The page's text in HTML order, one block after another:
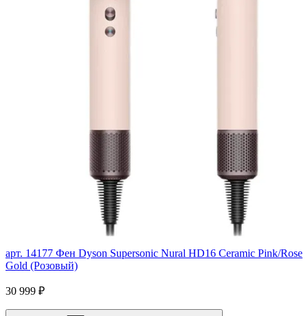
арт. 14177 Фен Dyson Supersonic Nural HD16 Ceramic Pink/Rose
Gold (Розовый)
30 999 ₽